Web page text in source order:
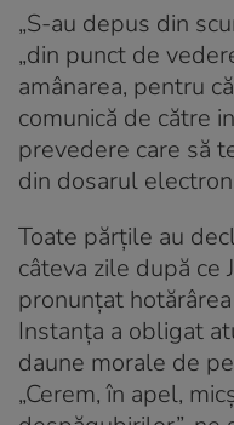
„S-au depus din
„din punct de
amânarea, pentru
comunică de către
prevedere care să
din dosarul
Toate părţile au
câteva zile după ce
pronunţat
Instanţa a obligat
daune morale de
„Cerem, în apel,